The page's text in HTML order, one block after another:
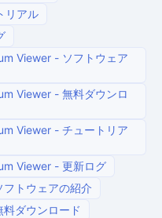
リアル
Viewer - ソフトウェア
Viewer - 無料ダウンロ
Viewer - チュートリア
Viewer - 更新ログ
フトウェアの紹介
料ダウンロード